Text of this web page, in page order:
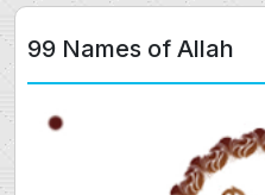
99 Names of Allah